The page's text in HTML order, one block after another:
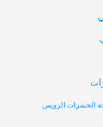
الحشرات الرويس